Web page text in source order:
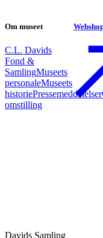
Om museet
C.L. Davids
Fond &
SamlingMuseets
personaleMuseets
historiePressemeddelelser
omstilling
Davids Samling